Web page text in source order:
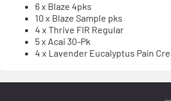
6 x Blaze 4pks
10 x Blaze Sample pks
4 x Thrive FIR Regular
5 x Acai 30-Pk
4 x Lavender Eucalyptus Pain